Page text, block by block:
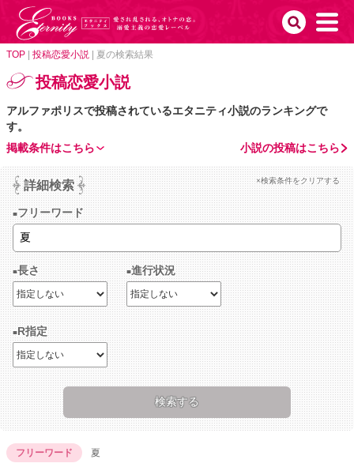
TOP 投稿恋愛小説 夏の検索結果
投稿恋愛小説
アルファポリスで投稿されているエタニティ小説のランキングで
す。
小説の投稿はこちら
掲載条件はこちら
詳細検索 ×検索条件をクリアする
フリーワード
長さ 進行状況
R指定
フリーワード 夏